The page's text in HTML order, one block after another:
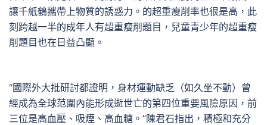
讓千紙鶴攜帶上物質的誘惑力。的超重瘦削率也很是高，此
刻跨越一半的成年人有超重瘦削題目，兒童青少年的超重瘦
削題目也在日益凸顯。
“國際外大批研討都證明，身材運動缺乏（如久坐不動）曾
經成為全球范圍內能形成逝世亡的第四位重要風險原因，前
三位是高血壓、吸煙、高血糖。”陳君石指出，積極和充分